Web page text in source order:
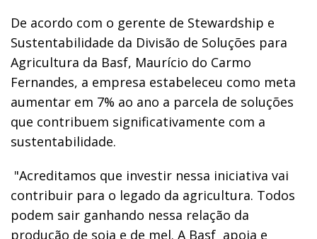
De acordo com o gerente de Stewardship e
Sustentabilidade da Divisão de Soluções para
Agricultura da Basf, Maurício do Carmo
Fernandes, a empresa estabeleceu como meta
aumentar em 7% ao ano a parcela de soluções
que contribuem significativamente com a
sustentabilidade.
"Acreditamos que investir nessa iniciativa vai
contribuir para o legado da agricultura. Todos
podem sair ganhando nessa relação da
produção de soja e de mel. A Basf apoia e